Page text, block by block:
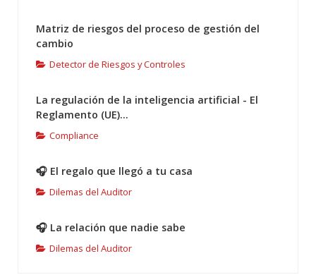
Matriz de riesgos del proceso de gestión del
cambio
Detector de Riesgos y Controles
La regulación de la inteligencia artificial - El
Reglamento (UE)...
Compliance
🎧 El regalo que llegó a tu casa
Dilemas del Auditor
🎧 La relación que nadie sabe
Dilemas del Auditor